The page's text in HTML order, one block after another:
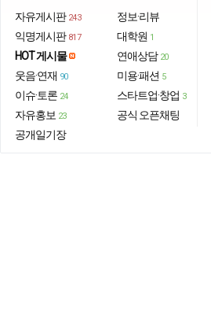
자유게시판 243
익명게시판 817
HOT 게시물
웃음·연재 90
이슈·토론 24
자유홍보 23
공개일기장
정보·리뷰
대학원 1
연애상담 20
미용·패션 5
스타트업·창업 3
공식 오픈채팅